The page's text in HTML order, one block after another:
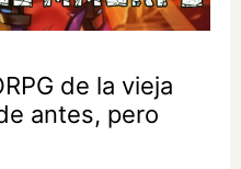
de la vieja
antes, pero